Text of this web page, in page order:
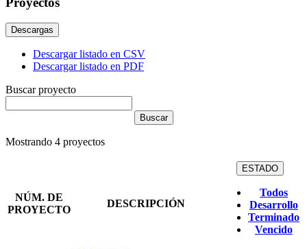
Descargas
Descargar listado en CSV
Descargar listado en PDF
Buscar proyecto
Mostrando 4 proyectos
NÚM. DE
PROYECTO
DESCRIPCIÓN
ESTADO
Todos
Desarrollo
Terminado
Vencido